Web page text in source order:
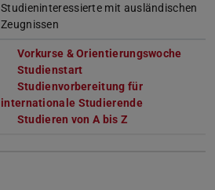
Studieninteressierte mit ausländischen
Zeugnissen
Vorkurse & Orientierungswoche
Studienstart
Studienvorbereitung für
internationale Studierende
Studieren von A bis Z